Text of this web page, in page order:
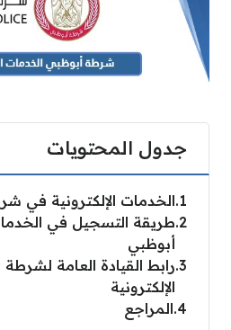
جدول المحتويات
1 الخدمات الإلكترونية في
2 طريقة التسجيل في
أبوظبي
3 رابط القيادة العامة
الإلكترونية
4 المراجع